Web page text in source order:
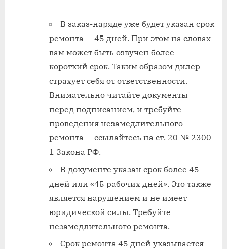
В заказ-наряде уже будет указан срок
ремонта — 45 дней. При этом на словах
вам может быть озвучен более
короткий срок. Таким образом дилер
страхует себя от ответственности.
Внимательно читайте документы
перед подписанием, и требуйте
проведения незамедлительного
ремонта — ссылайтесь на ст. 20 № 2300-
1 Закона РФ.
В документе указан срок более 45
дней или «45 рабочих дней». Это также
является нарушением и не имеет
юридической силы. Требуйте
незамедлительного ремонта.
Срок ремонта 45 дней указывается